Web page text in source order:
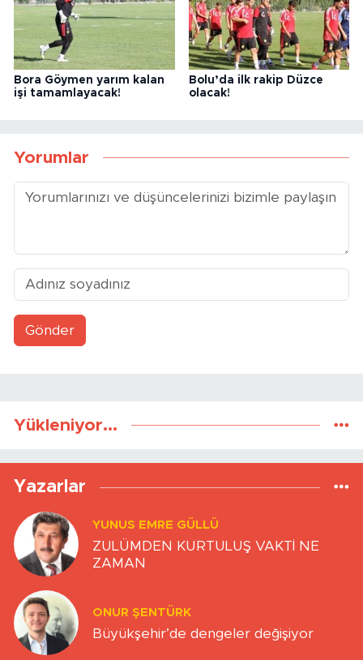
Bora Göymen yarım kalan
işi tamamlayacak!
Bolu’da ilk rakip Düzce
olacak!
Yorumlar
Gönder
Yükleniyor...
Yazarlar
YUNUS EMRE GÜLLÜ
ZULÜMDEN KURTULUŞ VAKTİ NE
ZAMAN
ONUR ŞENTÜRK
Büyükşehir’de dengeler değişiyor